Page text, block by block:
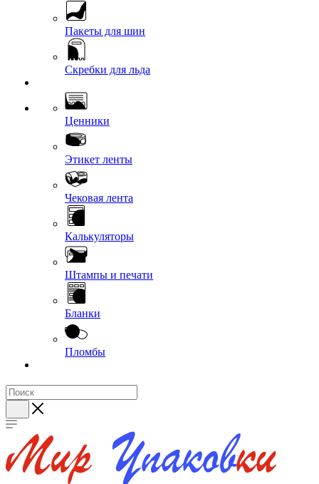
Пакеты для шин
Скребки для льда
Ценники
Этикет ленты
Чековая лента
Калькуляторы
Штампы и печати
Бланки
Пломбы